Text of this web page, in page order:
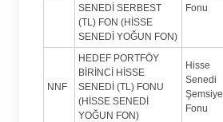
SENEDİ SERBEST
(TL) FON (HİSSE
SENEDİ YOĞUN FON)
Fonu
NNF
HEDEF PORTFÖY
BİRİNCİ HİSSE
SENEDİ (TL) FONU
(HİSSE SENEDİ
YOĞUN FON)
Hisse
Senedi
Şemsiye
Fonu